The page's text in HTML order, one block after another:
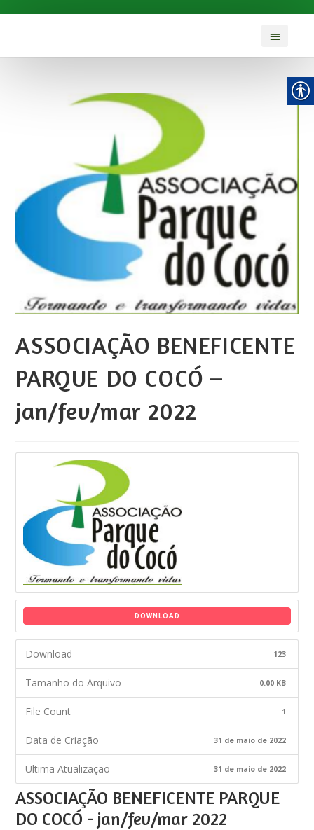
ASSOCIAÇÃO BENEFICENTE
PARQUE DO COCÓ –
jan/fev/mar 2022
DOWNLOAD
Download 123
Tamanho do Arquivo 0.00 KB
File Count 1
Data de Criação 31 de maio de 2022
Ultima Atualização 31 de maio de 2022
ASSOCIAÇÃO BENEFICENTE PARQUE
DO COCÓ - jan/fev/mar 2022